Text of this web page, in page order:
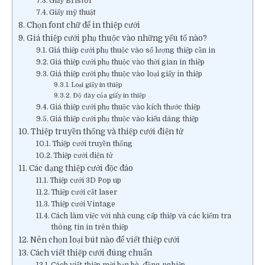
Giấy mỹ thuật
Chọn font chữ để in thiệp cưới
Giá thiệp cưới phụ thuộc vào những yếu tố nào?
Giá thiệp cưới phụ thuộc vào số lượng thiệp cần in
Giá thiệp cưới phụ thuộc vào thời gian in thiệp
Giá thiệp cưới phụ thuộc vào loại giấy in thiệp
Loại giấy in thiệp
Độ dày của giấy in thiệp
Giá thiệp cưới phụ thuộc vào kích thước thiệp
Giá thiệp cưới phụ thuộc vào kiểu dáng thiệp
Thiệp truyền thống và thiệp cưới điện tử
Thiệp cưới truyền thống
Thiệp cưới điện tử
Các dạng thiệp cưới độc đáo
Thiệp cưới 3D Pop up
Thiệp cưới cắt laser
Thiệp cưới Vintage
Cách làm việc với nhà cung cấp thiệp và các kiểm tra
thông tin in trên thiệp
Nên chọn loại bút nào để viết thiệp cưới
Cách viết thiệp cưới đúng chuẩn